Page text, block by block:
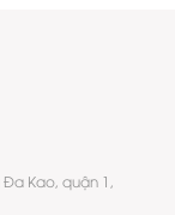
Đa Kao, quận 1,